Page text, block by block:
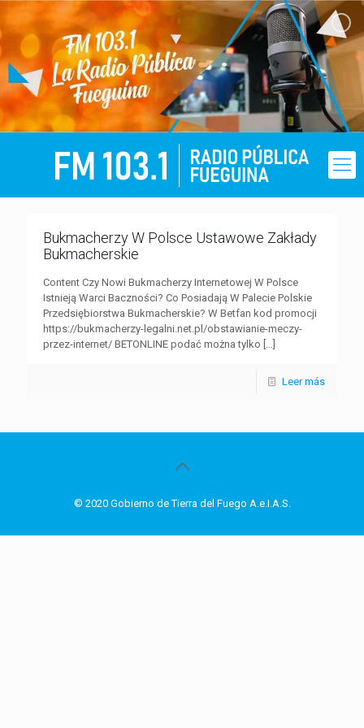
Bukmacherzy W Polsce Ustawowe Zakłady
Bukmacherskie
Content Czy Nowi Bukmacherzy Internetowej W Polsce
Istnieją Warci Baczności? Co Posiadają W Palecie Polskie
Przedsiębiorstwa Bukmacherskie? W Betfan kod promocji
https://bukmacherzy-legalni.net.pl/obstawianie-meczy-
przez-internet/ BETONLINE podać można tylko […]
Leer más
© 2020 Gobierno de Tierra del Fuego A.e.I.A.S.